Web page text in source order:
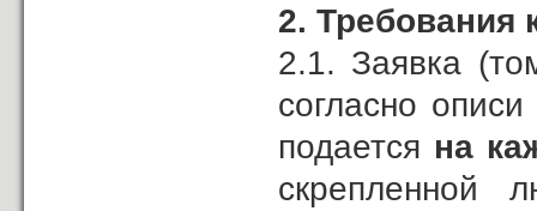
2. Требования
2.1. Заявка
согласно
подается на
скрепленной